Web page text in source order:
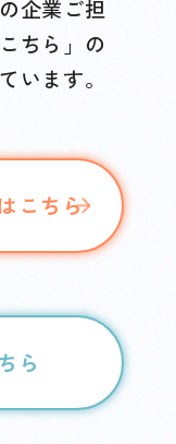
企業ご担
ちら」の
います。
こちら
ら